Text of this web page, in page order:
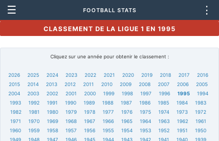
☰ FOOTBALL STATS ⋮
CLASSEMENT DE LA LIGUE 1 EN 1995
Cliquez sur une année pour obtenir le classement :
2026 2025 2024 2023 2022 2021 2020 2019 2018 2017
2016
2015
2014 2013 2012 2011 2010 2009 2008 2007 2006
2005
2004
2003 2002 2001 2000 1999 1998 1997 1996 1995
1994
1993
1992 1991 1990 1989 1988 1987 1986 1985 1984
1983
1982
1981 1980 1979 1978 1977 1976 1975 1974 1973
1972
1971
1970 1969 1968 1967 1966 1965 1964 1963 1962
1961
1960
1959 1958 1957 1956 1955 1954 1953 1952 1951
1950
1949
1948 1947 1946 1945 1944 1943 1942 1941 1940
1939